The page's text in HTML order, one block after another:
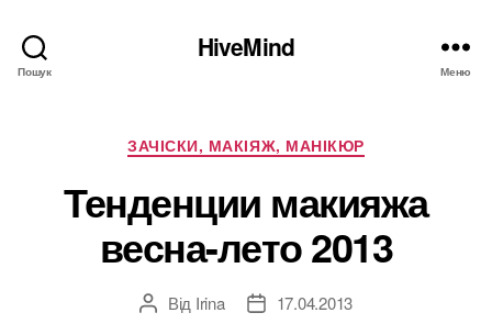
Пошук
HiveMind
Меню
Категорії
ЗАЧІСКИ, МАКІЯЖ, МАНІКЮР
Тенденции макияжа
весна-лето 2013
Автор
Від Irina
Дата17.04.2013